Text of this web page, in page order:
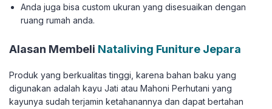
Anda juga bisa custom ukuran yang disesuaikan dengan
ruang rumah anda.
Alasan Membeli Nataliving Funiture Jepara
Produk yang berkualitas tinggi, karena bahan baku yang
digunakan adalah kayu Jati atau Mahoni Perhutani yang
kayunya sudah terjamin ketahanannya dan dapat bertahan